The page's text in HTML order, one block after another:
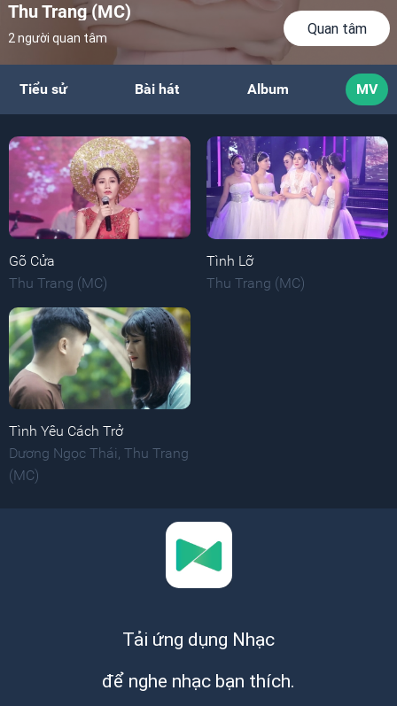
Thu Trang (MC)
2 người quan tâm
Quan tâm
Tiểu sử Bài hát Album MV
Gõ Cửa
Thu Trang (MC)
Tình Lỡ
Thu Trang (MC)
Tình Yêu Cách Trở
Dương Ngọc Thái, Thu Trang
(MC)
Tải ứng dụng Nhạc
để nghe nhạc bạn thích.